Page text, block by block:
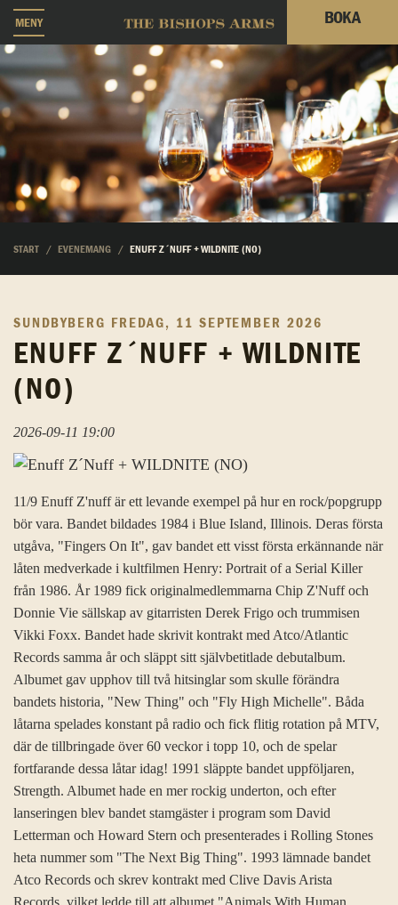
MENY BOKA
START EVENEMANG ENUFF Z´NUFF + WILDNITE (NO)
SUNDBYBERG FREDAG, 11 SEPTEMBER 2026
ENUFF Z´NUFF + WILDNITE
(NO)
2026-09-11 19:00
11/9 Enuff Z'nuff är ett levande exempel på hur en rock/popgrupp
bör vara. Bandet bildades 1984 i Blue Island, Illinois. Deras första
utgåva, "Fingers On It", gav bandet ett visst första erkännande när
låten medverkade i kultfilmen Henry: Portrait of a Serial Killer
från 1986. År 1989 fick originalmedlemmarna Chip Z'Nuff och
Donnie Vie sällskap av gitarristen Derek Frigo och trummisen
Vikki Foxx. Bandet hade skrivit kontrakt med Atco/Atlantic
Records samma år och släppt sitt självbetitlade debutalbum.
Albumet gav upphov till två hitsinglar som skulle förändra
bandets historia, "New Thing" och "Fly High Michelle". Båda
låtarna spelades konstant på radio och fick flitig rotation på MTV,
där de tillbringade över 60 veckor i topp 10, och de spelar
fortfarande dessa låtar idag! 1991 släppte bandet uppföljaren,
Strength. Albumet hade en mer rockig underton, och efter
lanseringen blev bandet stamgäster i program som David
Letterman och Howard Stern och presenterades i Rolling Stones
heta nummer som "The Next Big Thing". 1993 lämnade bandet
Atco Records och skrev kontrakt med Clive Davis Arista